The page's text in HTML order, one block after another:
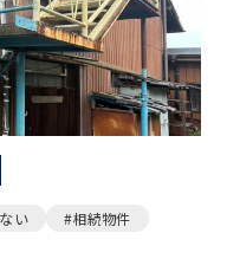
い
#相続物件